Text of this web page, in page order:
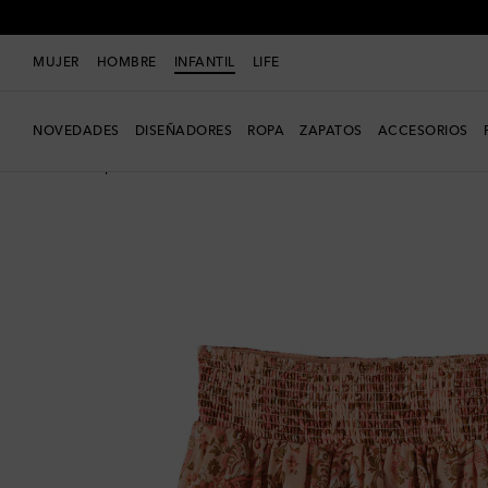
MUJER HOMBRE INFANTIL LIFE
NOVEDADES DISEÑADORES ROPA ZAPATOS ACCESORIOS